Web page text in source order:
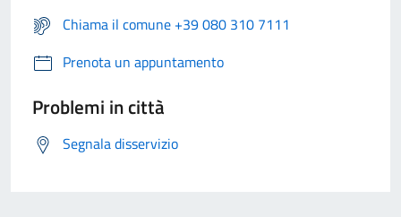
Chiama il comune +39 080 310 7111
Prenota un appuntamento
Problemi in città
Segnala disservizio